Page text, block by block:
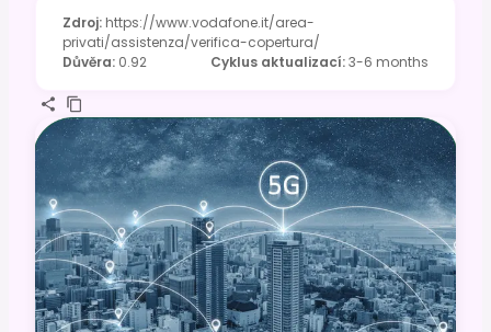
Zdroj: https://www.vodafone.it/area-
privati/assistenza/verifica-copertura/
Důvěra: 0.92 Cyklus aktualizací:3-6 months